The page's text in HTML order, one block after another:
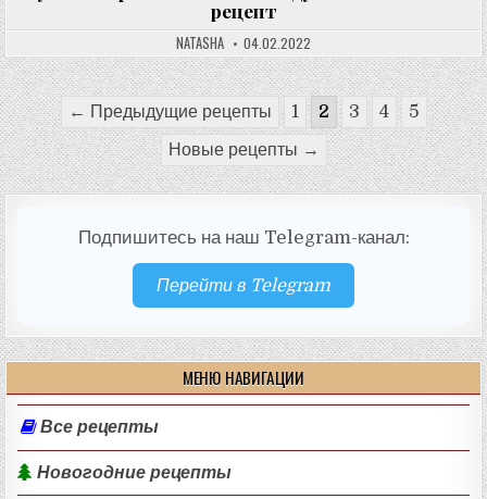
рецепт
NATASHA 04.02.2022
Пагинация
записей
← Предыдущие рецепты 1 2 3 4
5
Новые рецепты →
Подпишитесь на наш Telegram-канал:
Перейти в Telegram
МЕНЮ НАВИГАЦИИ
Все рецепты
Новогодние рецепты